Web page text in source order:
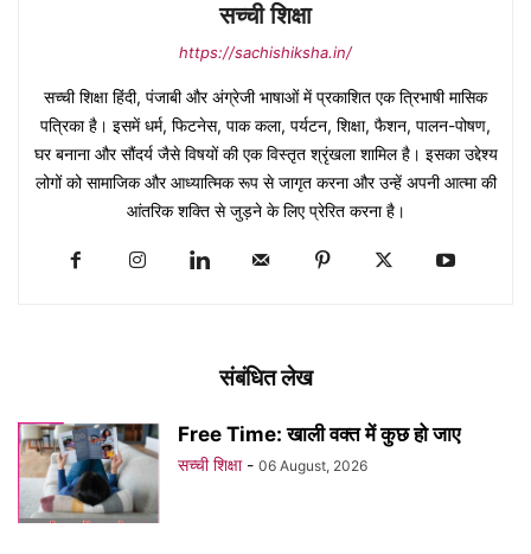
सच्ची शिक्षा
https://sachishiksha.in/
सच्ची शिक्षा हिंदी, पंजाबी और अंग्रेजी भाषाओं में प्रकाशित एक त्रिभाषी मासिक
पत्रिका है। इसमें धर्म, फिटनेस, पाक कला, पर्यटन, शिक्षा, फैशन, पालन-पोषण,
घर बनाना और सौंदर्य जैसे विषयों की एक विस्तृत श्रृंखला शामिल है। इसका उद्देश्य
लोगों को सामाजिक और आध्यात्मिक रूप से जागृत करना और उन्हें अपनी आत्मा की
आंतरिक शक्ति से जुड़ने के लिए प्रेरित करना है।
संबंधित लेख
Free Time: खाली वक्त में कुछ हो जाए
सच्ची शिक्षा - 06 August, 2026